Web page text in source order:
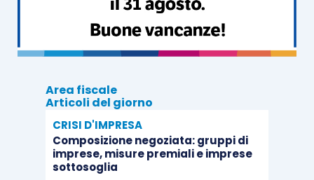
perdere tempo a controllare un gran numero di
dati per estrarre quello che gli interessa. Il
accedere al sito della banca, dopodiché invia i
dati a chi lo ha programmato. Non servirà a nulla
cambiare i codici se il nostro computer è infetto,
perché tutto ciò che viene digitato sulla tastiera,
sarà registrato!
Area fiscale
Articoli del giorno
CRISI D'IMPRESA
Composizione negoziata: gruppi di
imprese, misure premiali e imprese
sottosoglia